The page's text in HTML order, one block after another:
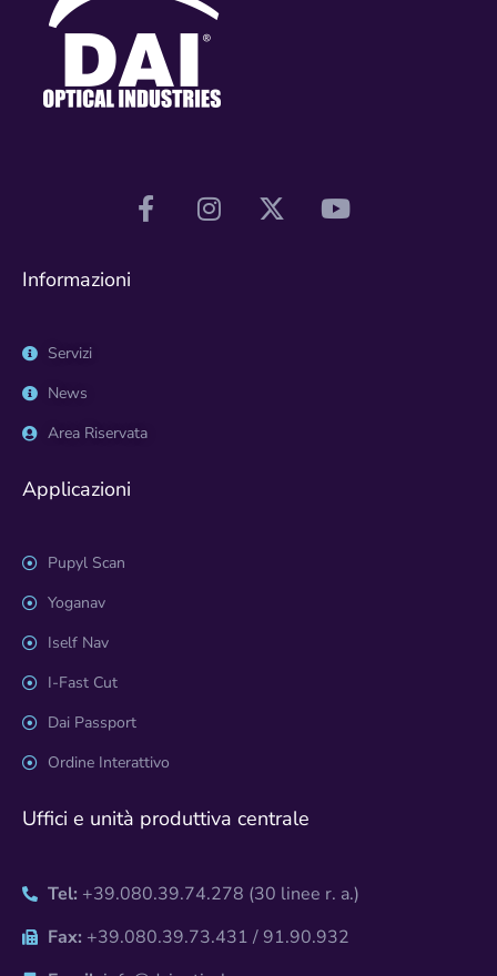
Informazioni
Servizi
News
Area Riservata
Applicazioni
Pupyl Scan
Yoganav
Iself Nav
I-Fast Cut
Dai Passport
Ordine Interattivo
Uffici e unità produttiva centrale
Tel: +39.080.39.74.278 (30 linee r. a.)
Fax: +39.080.39.73.431 / 91.90.932